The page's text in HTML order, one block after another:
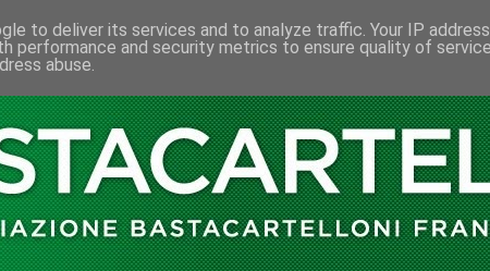
to deliver its services and to analyze traffic. Your IP
performance and security metrics to ensure quality of
abuse.